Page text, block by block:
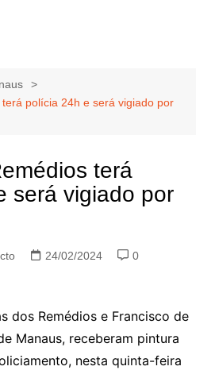
polícia 24h e será vigiado por
terá
será vigiado por
24/02/2024
0
dos Remédios e Francisco de
Manaus, receberam pintura
nesta quinta-feira